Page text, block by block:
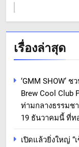
เรื่องล่าสุด
‘GMM SHOW’
Brew Cool Club
ท่ามกลางธรรมช
19 ธันวาคมนี้ ที่
เปิดแล้วยิ่งใหญ่ “